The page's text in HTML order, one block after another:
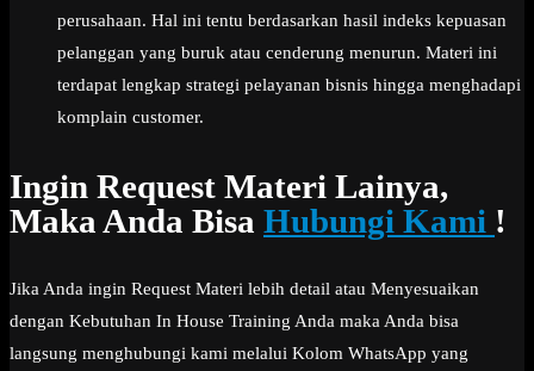
perusahaan. Hal ini tentu berdasarkan hasil indeks kepuasan
pelanggan yang buruk atau cenderung menurun. Materi ini
terdapat lengkap strategi pelayanan bisnis hingga menghadapi
komplain customer.
Ingin Request Materi Lainya,
Maka Anda Bisa Hubungi Kami !
Jika Anda ingin Request Materi lebih detail atau Menyesuaikan
dengan Kebutuhan In House Training Anda maka Anda bisa
langsung menghubungi kami melalui Kolom WhatsApp yang